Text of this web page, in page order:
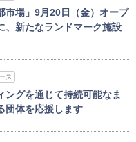
市場」9月20日（金）オープ
新たなランドマーク施設
ス
ングを通じて持続可能なま
団体を応援します